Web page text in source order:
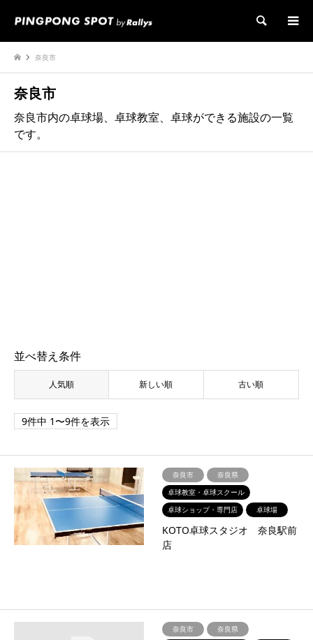
検索
奈良市
奈良市
奈良市内の卓球場、卓球教室、卓球ができる施設の一覧
です。
並べ替え条件
人気順 新しい順 古い順
9件中 1〜9件を表示
奈良市
奈良県
卓球教室・卓球スクール
卓球ショップ・専門店
卓球場
KOTO卓球スタジオ 奈良駅前
店
奈良市
奈良県